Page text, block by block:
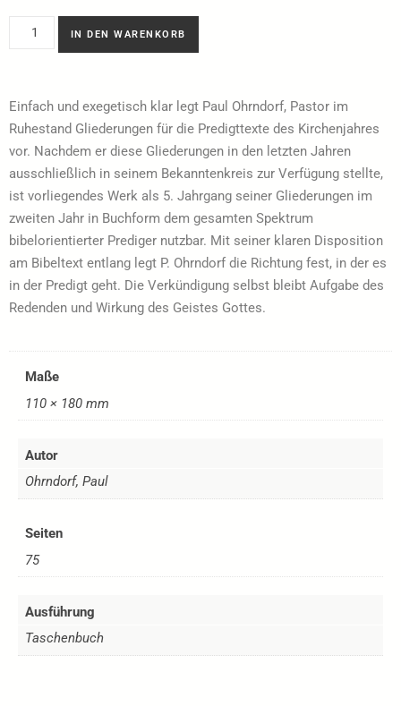
IN DEN WARENKORB
Einfach und exegetisch klar legt Paul Ohrndorf, Pastor im
Ruhestand Gliederungen für die Predigttexte des Kirchenjahres
vor. Nachdem er diese Gliederungen in den letzten Jahren
ausschließlich in seinem Bekanntenkreis zur Verfügung stellte,
ist vorliegendes Werk als 5. Jahrgang seiner Gliederungen im
zweiten Jahr in Buchform dem gesamten Spektrum
bibelorientierter Prediger nutzbar. Mit seiner klaren Disposition
am Bibeltext entlang legt P. Ohrndorf die Richtung fest, in der es
in der Predigt geht. Die Verkündigung selbst bleibt Aufgabe des
Redenden und Wirkung des Geistes Gottes.
Maße
110 × 180 mm
Autor
Ohrndorf, Paul
Seiten
75
Ausführung
Taschenbuch